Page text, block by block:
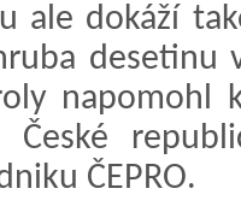
ale dokáží
desetinu
napomohl
České
ČEPRO.